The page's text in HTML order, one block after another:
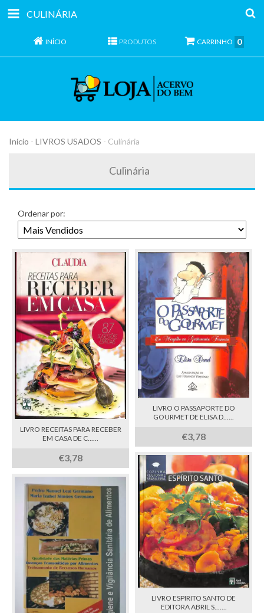
CULINÁRIA
INÍCIO PRODUTOS CARRINHO 0
Início - LIVROS USADOS - Culinária
Culinária
Ordenar por:
LIVRO RECEITAS PARA RECEBER
EM CASA DE C......
€3,78
LIVRO O PASSAPORTE DO
GOURMET DE ELISA D......
€3,78
LIVRO ESPIRITO SANTO DE
EDITORA ABRIL S.......